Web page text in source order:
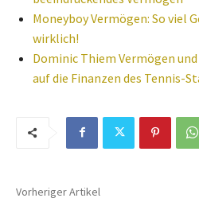
Moneyboy Vermögen: So viel
wirklich!
Dominic Thiem Vermögen
auf die Finanzen des Tennis-
Vorheriger Artikel